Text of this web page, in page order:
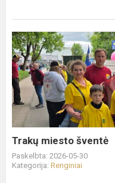
Trakų
miesto
šventė
Trakų miesto šventė
Paskelbta: 2026-05-30
Kategorija: Renginiai